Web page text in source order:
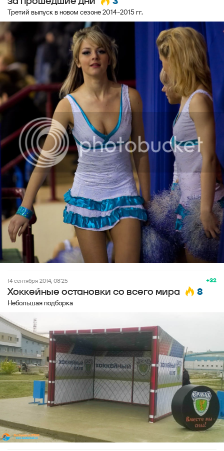
Третий выпуск в новом сезоне 2014-2015 гг.
+32
14 сентября 2014, 08:25
Хоккейные остановки со всего мира 8
Небольшая подборка